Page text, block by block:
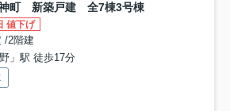
神町 新築戸建 全7棟3号棟
値下げ
/2階建
」駅 徒歩17分